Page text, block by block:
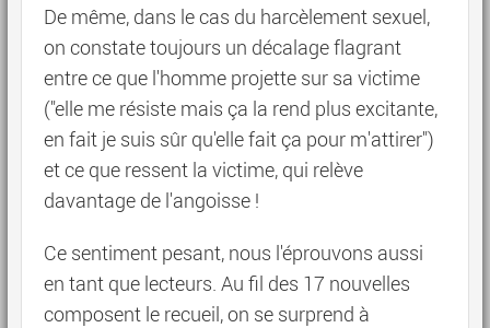
De même, dans le cas du harcèlement sexuel,
on constate toujours un décalage flagrant
entre ce que l'homme projette sur sa victime
("elle me résiste mais ça la rend plus excitante,
en fait je suis sûr qu'elle fait ça pour m'attirer")
et ce que ressent la victime, qui relève
davantage de l'angoisse !
Ce sentiment pesant, nous l'éprouvons aussi
en tant que lecteurs. Au fil des 17 nouvelles
composent le recueil, on se surprend à